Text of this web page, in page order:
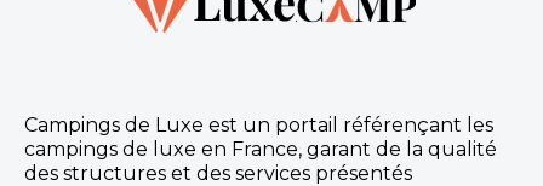
Dès 13€/ nuit en emplacement
Campings de Luxe est un portail référençant les
campings de luxe en France, garant de la qualité
des structures et des services présentés